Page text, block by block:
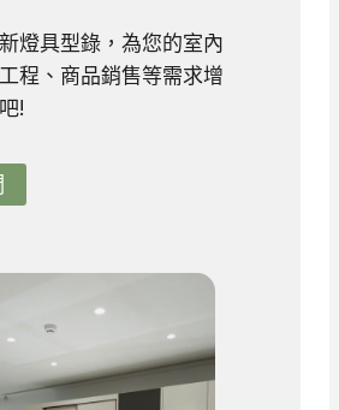
燈具型錄，為您的室內
程、商品銷售等需求增
!